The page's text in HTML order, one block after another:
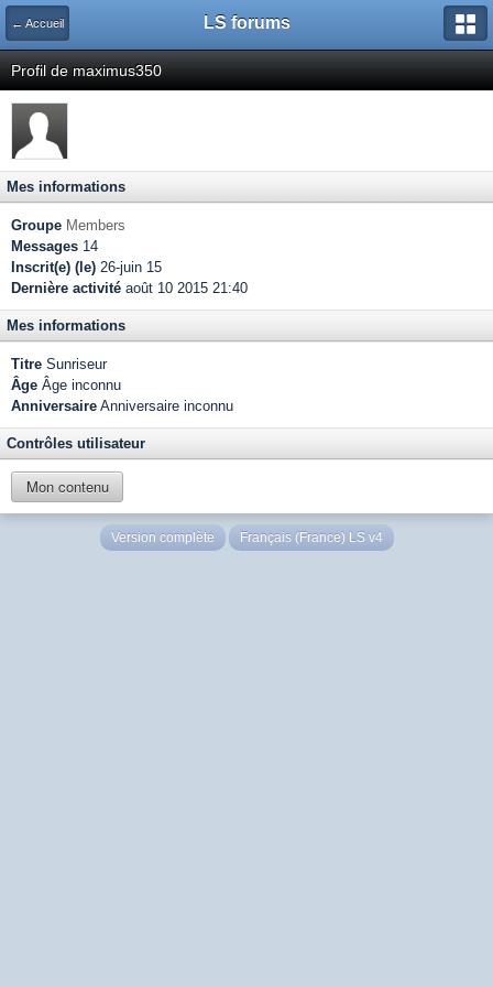
← Accueil LS forums
Profil de maximus350
Mes informations
Groupe Members
Messages 14
Inscrit(e) (le) 26-juin 15
Dernière activité août 10 2015 21:40
Mes informations
Titre Sunriseur
Âge Âge inconnu
Anniversaire Anniversaire inconnu
Contrôles utilisateur
Mon contenu
Version complète Français (France) LS v4